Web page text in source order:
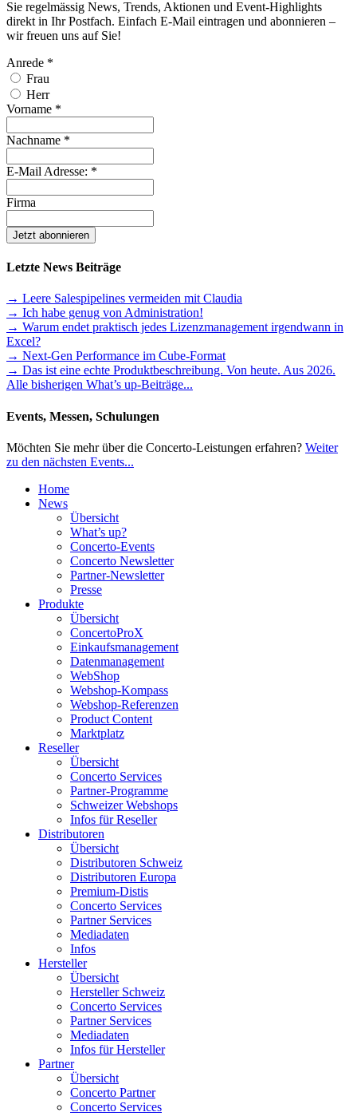
Sie regelmässig News, Trends, Aktionen und Event-Highlights
direkt in Ihr Postfach. Einfach E-Mail eintragen und abonnieren –
wir freuen uns auf Sie!
Anrede *
Frau
Herr
Vorname *
Nachname *
E-Mail Adresse: *
Firma
Letzte News Beiträge
→ Leere Salespipelines vermeiden mit Claudia
→ Ich habe genug von Administration!
→ Warum endet praktisch jedes Lizenzmanagement irgendwann in
Excel?
→ Next-Gen Performance im Cube-Format
→ Das ist eine echte Produktbeschreibung. Von heute. Aus 2026.
Alle bisherigen What’s up-Beiträge...
Events, Messen, Schulungen
Möchten Sie mehr über die Concerto-Leistungen erfahren? Weiter
zu den nächsten Events...
Home
News
Übersicht
What’s up?
Concerto-Events
Concerto Newsletter
Partner-Newsletter
Presse
Produkte
Übersicht
ConcertoProX
Einkaufsmanagement
Datenmanagement
WebShop
Webshop-Kompass
Webshop-Referenzen
Product Content
Marktplatz
Reseller
Übersicht
Concerto Services
Partner-Programme
Schweizer Webshops
Infos für Reseller
Distributoren
Übersicht
Distributoren Schweiz
Distributoren Europa
Premium-Distis
Concerto Services
Partner Services
Mediadaten
Infos
Hersteller
Übersicht
Hersteller Schweiz
Concerto Services
Partner Services
Mediadaten
Infos für Hersteller
Partner
Übersicht
Concerto Partner
Concerto Services